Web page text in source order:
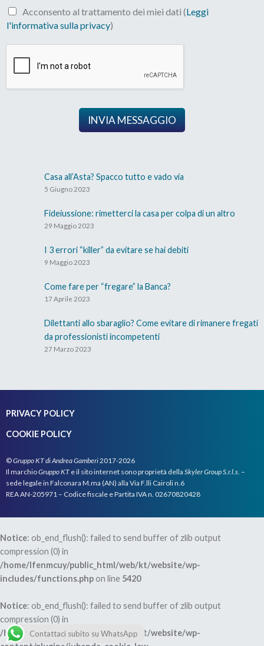
Acconsento al trattamento dei miei dati (Leggi
l'informativa sulla privacy)
INVIA MESSAGGIO
Casa all’Asta? Spacco tutto e vado via
5 Giugno 2023
Fideiussione: rimetterci la casa per colpa di un altro
29 Maggio 2023
I 3 errori “killer” da evitare se hai debiti
9 Maggio 2023
Come fare per “fregare” la Banca?
17 Aprile 2023
Dilettanti allo sbaraglio? Come evitare di rimanere fregati
da professionisti incompetenti
27 Marzo 2023
PRIVACY POLICY
COOKIE POLICY
©Gruppo KT di Andrea Gamberi2017-2026
Il marchioGruppo KT e il sito internet sono proprietà della Skyler Group S.r.l.s. –
sede legale in Falconara M.ma (AN) alla Via F.lli Cairoli n.6
REA AN-205971 – Codice fiscale e Partita IVA n. 02670820428
Contattaci subito su WhatsApp
Notice: ob_end_flush(): failed to send buffer of zlib output
compression (0) in
/home/lfenmcuy/public_html/web/kt/website/wp-
includes/functions.php on line 5420
Notice: ob_end_flush(): failed to send buffer of zlib output
compression (0) in
/home/lfenmcuy/public_html/web/kt/website/wp-